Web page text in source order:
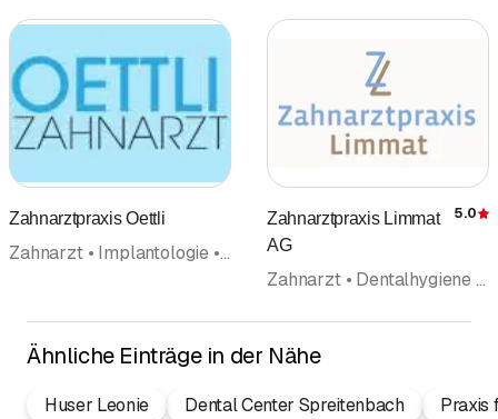
(Die Abkürzung Invisalign ist eine
Wortbildung aus den beiden englischen
Begriffen “invisible” = unsichtbar und
“align” = ausrichten)
Zahnarztpraxis Oettli
Zahnarzt • Implantologie • Parodontologie • Zahnbleaching • Rekonstruktive Zahnmedizin • Dentalhygiene • Oralchirurgie
Zahnarztpraxis Limmat
AG
5.0
Zahnarzt • Dentalhygiene • Zahnärztlicher Notfalldienst • Zahnklinik • Zahnbleaching • Parodontologie • Rekonstruktive Zahnmedizin
Ähnliche Einträge in der Nähe
Huser Leonie Dental Center Spreitenbach
Praxis